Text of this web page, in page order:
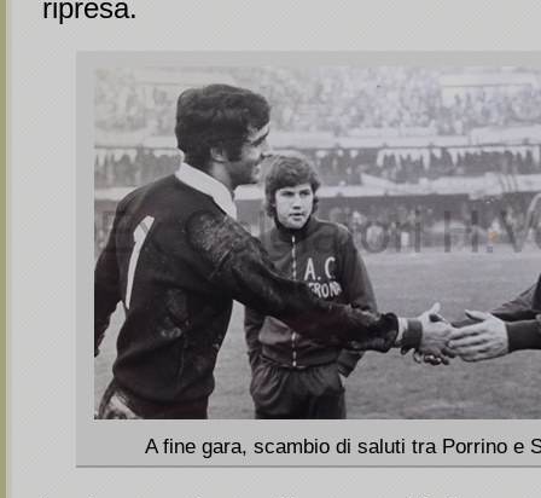
ripresa.
A fine gara, scambio di saluti tra Porrino e